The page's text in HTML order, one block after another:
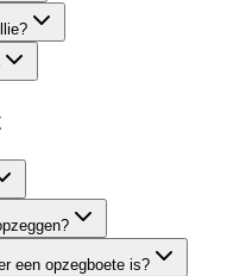
een opzegboete is?